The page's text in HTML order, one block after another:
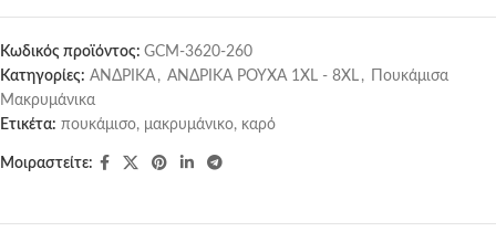
Κωδικός προϊόντος: GCM-3620-260
Κατηγορίες: ΑΝΔΡΙΚΑ , ΑΝΔΡΙΚΑ ΡΟΥΧΑ 1XL - 8XL ,
Πουκάμισα
Μακρυμάνικα
Ετικέτα: πουκάμισο, μακρυμάνικο, καρό
Μοιραστείτε: